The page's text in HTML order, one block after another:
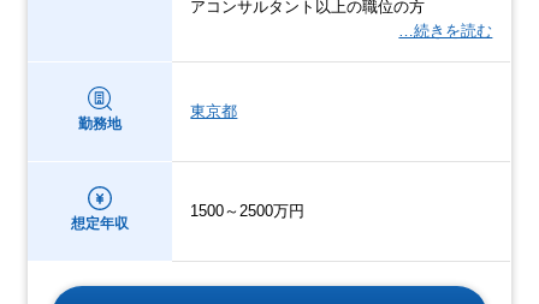
アコンサルタント以上の職位の方
…続きを読む
勤務地
東京都
想定年収
1500～2500万円